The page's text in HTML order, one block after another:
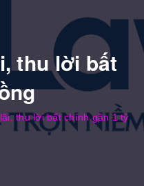
thu lời bất
thu lời bất chính gần 1 tỷ